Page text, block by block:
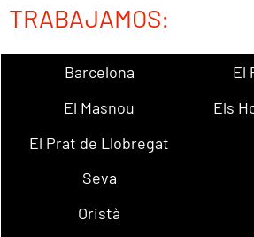
TRABAJAMOS:
Barcelona
El
El Masnou
Els
El Prat de Llobregat
Seva
Oristà